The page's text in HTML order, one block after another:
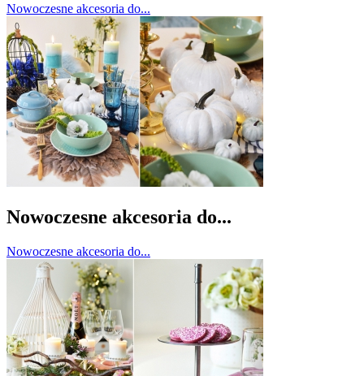
Nowoczesne akcesoria do...
Nowoczesne akcesoria do...
Nowoczesne akcesoria do...